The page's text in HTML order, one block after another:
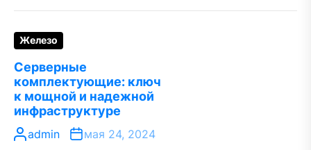
Железо
Серверные
комплектующие: ключ
к мощной и надежной
инфраструктуре
admin мая 24, 2024